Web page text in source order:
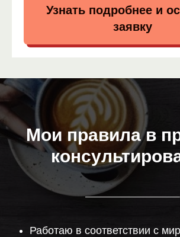
Узнать подробнее и
заявку
Мои правила в
Работаю в соответствии с